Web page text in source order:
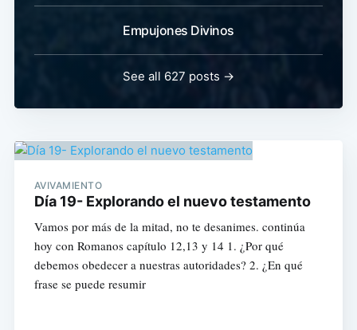
Empujones Divinos
See all 627 posts →
AVIVAMIENTO
Día 19- Explorando el nuevo testamento
Vamos por más de la mitad, no te desanimes. continúa
hoy con Romanos capítulo 12,13 y 14 1. ¿Por qué
debemos obedecer a nuestras autoridades? 2. ¿En qué
frase se puede resumir